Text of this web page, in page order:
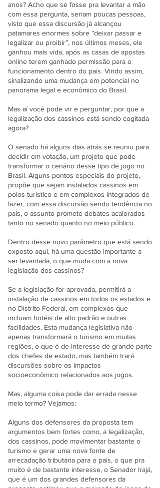
anos? Acho que se fosse pra levantar a mão
com essa pergunta, seriam poucas pessoas,
visto que essa discursão já alcançou
patamares enormes sobre “deixar passar e
legalizar ou proibir”, nos últimos meses, ele
ganhou mais vida, após as casas de apostas
online terem ganhado permissão para o
funcionamento dentro do país. Vindo assim,
sinalizando uma mudança em potencial no
panorama legal e econômico do Brasil.
Mas aí você pode vir e perguntar, por que a
legalização dos cassinos está sendo cogitada
agora?
O senado há alguns dias atrás se reuniu para
decidir em votação, um projeto que pode
transformar o cenário desse tipo de jogo no
Brasil. Alguns pontos especiais do projeto,
propõe que sejam instalados cassinos em
polos turístico e em complexos integrados de
lazer, com essa discursão sendo tendência no
país, o assunto promete debates acalorados
tanto no senado quanto no meio público.
Dentro desse novo parâmetro que está sendo
exposto aqui, há uma questão importante a
ser levantada, o que muda com a nova
legislação dos cassinos?
Se a legislação for aprovada, permitirá a
instalação de cassinos em todos os estados e
no Distrito Federal, em complexos que
incluam hotéis de alto padrão e outras
facilidades. Esta mudança legislativa não
apenas transformará o turismo em muitas
regiões, o que é de interesse de grande parte
dos chefes de estado, mas também trará
discursões sobre os impactos
socioeconômico relacionados aos jogos.
Mas, alguma coisa pode dar errada nesse
meio termo? Vejamos:
Alguns dos defensores da proposta tem
argumentos bem fortes como, a legalização,
dos cassinos, pode movimentar bastante o
turismo e gerar uma nova fonte de
arrecadação tributária para o país, o que pra
muito é de bastante interesse, o Senador Irajá,
que é um dos grandes defensores da